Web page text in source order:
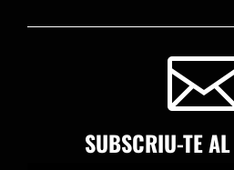
SUBSCRIU-TE